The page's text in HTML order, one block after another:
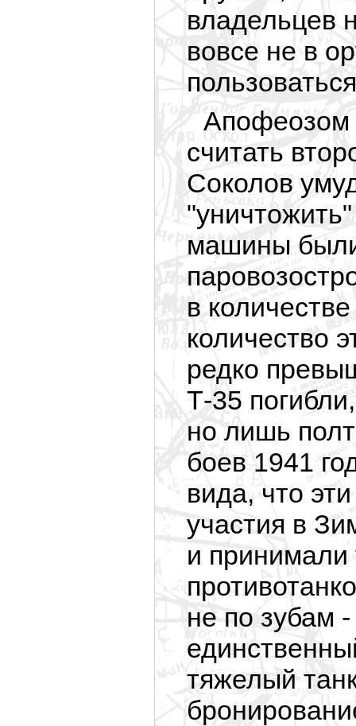
владельцев
вовсе не в
Апофеозом
считать
Соколов
машины
в
количество
редко
Т-35
но лишь
боев 1941
вида, что
участия в
и принимали
не по зубам
тяжелый